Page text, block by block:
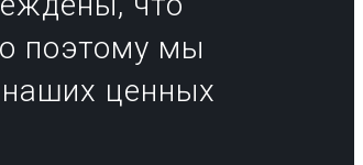
поэтому мы
ценных